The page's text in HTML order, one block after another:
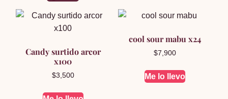
Candy surtido arcor
x100
$3,500
cool sour mabu x24
$7,900
Me lo llevo